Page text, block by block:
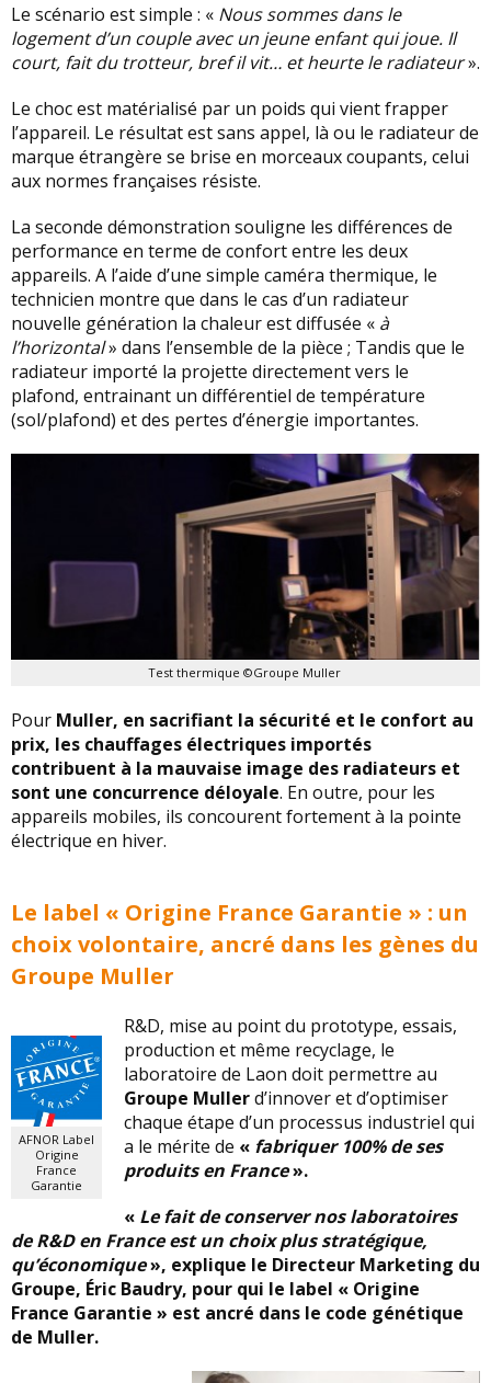
Le scénario est simple : « Nous sommes dans le
logement d’un couple avec un jeune enfant qui joue. Il
court, fait du trotteur, bref il vit… et heurte le radiateur».
Le choc est matérialisé par un poids qui vient frapper
l’appareil. Le résultat est sans appel, là ou le radiateur de
marque étrangère se brise en morceaux coupants, celui
aux normes françaises résiste.
La seconde démonstration souligne les différences de
performance en terme de confort entre les deux
appareils. A l’aide d’une simple caméra thermique, le
technicien montre que dans le cas d’un radiateur
nouvelle génération la chaleur est diffusée « à
l’horizontal» dans l’ensemble de la pièce ; Tandis que le
radiateur importé la projette directement vers le
plafond, entrainant un différentiel de température
(sol/plafond) et des pertes d’énergie importantes.
Test thermique ©Groupe Muller
Pour Muller, en sacrifiant la sécurité et le confort au
prix, les chauffages électriques importés
contribuent à la mauvaise image des radiateurs et
sont une concurrence déloyale. En outre, pour les
appareils mobiles, ils concourent fortement à la pointe
électrique en hiver.
Le label « Origine France Garantie » : un
choix volontaire, ancré dans les gènes du
Groupe Muller
AFNOR Label
Origine
France
Garantie
R&D, mise au point du prototype, essais,
production et même recyclage, le
laboratoire de Laon doit permettre au
Groupe Mullerd’innover et d’optimiser
chaque étape d’un processus industriel qui
a le mérite de « fabriquer 100% de ses
produits en France».
« Le fait de conserver nos laboratoires
de R&D en France est un choix plus stratégique,
qu’économique», explique le Directeur Marketing du
Groupe, Éric Baudry, pour qui le label « Origine
France Garantie » est ancré dans le code génétique
de Muller.